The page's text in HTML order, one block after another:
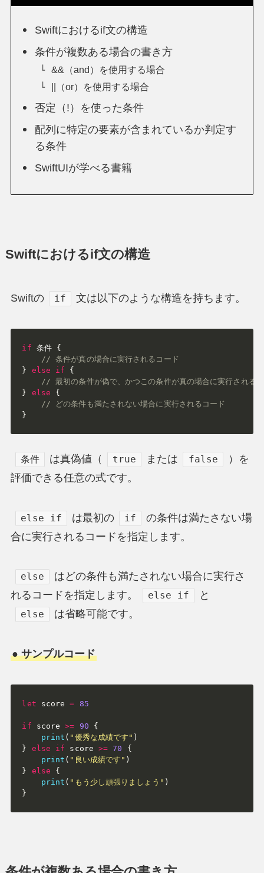
Swiftにおけるif文の構造
条件が複数ある場合の書き方
&&（and）を使用する場合
||（or）を使用する場合
否定（!）を使った条件
配列に特定の要素が含まれているか判定す
る条件
SwiftUIが学べる書籍
Swiftにおけるif文の構造
Swiftの if 文は以下のような構造を持ちます。
if 条件 {
// 条件が真の場合に実行されるコード
}
else if
{
// 最初の条件が偽で、かつこの条件が真の場合に実行される
}
else
{
// どの条件も満たされない場合に実行されるコード
}
条件 は真偽値（ true または false
）を
評価できる任意の式です。
else if は最初の if
の条件は満たさない場
合に実行されるコードを指定します。
else
はどの条件も満たされない場合に実行さ
れるコードを指定します。
else if と
else は省略可能です。
● サンプルコード
let score = 85
if score >= 90
{
print ( "優秀な成績です" )
}
else if score >= 70
{
print ( "良い成績です" )
}
else
{
print ( "もう少し頑張りましょう" )
}